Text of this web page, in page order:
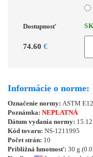
Dostupnosť
74.60 €
Informácie o norme:
Označenie normy: ASTM
Poznámka: NEPLATNÁ
Dátum vydania normy:
Kód tovaru: NS-1211995
Počet strán: 10
Približná hmotnosť: 30 g